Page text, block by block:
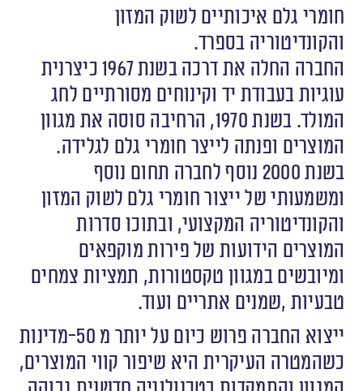
‬והקונדיטוריה‭ ‬בספרד‭.‬
‬עוגיות‭ ‬בעבודת‭ ‬יד‭ ‬וקינוחים‭ ‬מסורתיים‭ ‬לחג‭
‬המולד. ‬בשנת ‬1970, ‬הרחיבה‭ ‬סוסה‭ ‬את‭ ‬מגוון‭
‬ומשמעותי‭ ‬של‭ ‬ייצור‭ ‬חומרי‭ ‬גלם‭ ‬לשוק‭ ‬המזון‭
‬והקונדיטוריה‭ ‬המקצועי, ‬ובתוכו‭ ‬סדרות‭
‬טבעיות‭, ‬שמנים‭ ‬אתריים‭ ‬ועוד.
‬ייצוא‭ ‬החברה‭ ‬פרוש‭ ‬כיום‭ ‬על‭ ‬יותר‭ ‬מ‭-‬50‭ ‬מדינות‭
‬כשהמטרה‭ ‬העיקרית‭ ‬היא‭ ‬שיפור‭ ‬קווי‭ ‬המוצרים,